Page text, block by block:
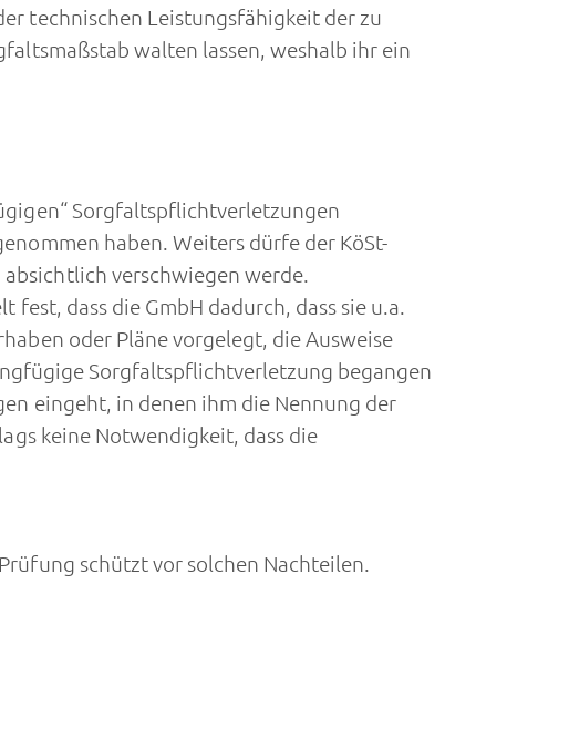
technischen Leistungsfähigkeit der zu
walten lassen, weshalb ihr ein
Sorgfaltspflichtverletzungen
haben. Weiters dürfe der KöSt-
verschwiegen werde.
dass die GmbH dadurch, dass sie u.a.
oder Pläne vorgelegt, die Ausweise
Sorgfaltspflichtverletzung begangen
eingeht, in denen ihm die Nennung der
keine Notwendigkeit, dass die
schützt vor solchen Nachteilen.